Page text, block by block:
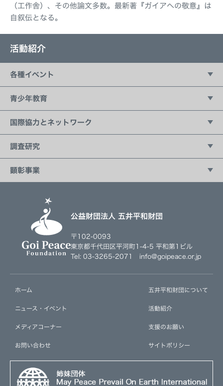
（工作舎）、その他論文多数。最新著『ガイアへの敬意』は
自叙伝となる。
活動紹介
各種イベント
五井平和財団フォーラム
講演会シリーズ：21世紀の価値観
青少年教育
持続可能な開発のための教育（ESD）
国際ユース作文コンテスト
駐日大使館との連携教育プログラム
社会起業家育成プログラム
国際協力とネットワーク
国連との協力
富士宣言イニシアティブ
調査研究
平和科学調査研究会
顕彰事業
公益財団法人 五井平和財団
〒102-0093
東京都千代田区平河町1-4-5 平和第1ビル
Tel: 03-3265-2071 info@goipeace.or.jp
ホーム
ニュース・イベント
メディアコーナー
お問い合わせ
五井平和財団について
活動紹介
支援のお願い
サイトポリシー